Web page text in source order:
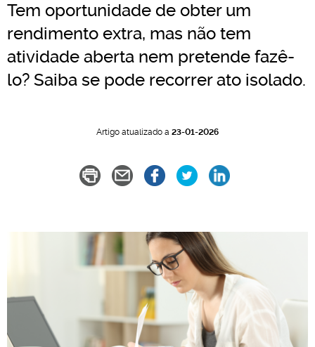
Tem oportunidade de obter um
rendimento extra, mas não tem
atividade aberta nem pretende fazê-
lo? Saiba se pode recorrer ato isolado.
Artigo atualizado a 23-01-2026